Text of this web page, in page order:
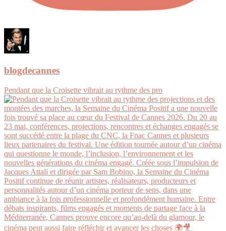
blogdecannes
Pendant que la Croisette vibrait au rythme des pro